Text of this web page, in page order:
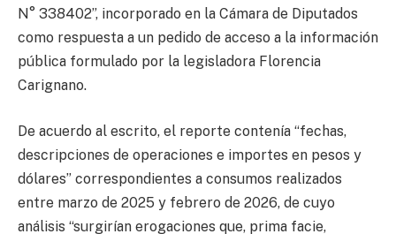
N° 338402”, incorporado en la Cámara de Diputados
como respuesta a un pedido de acceso a la información
pública formulado por la legisladora Florencia
Carignano.
De acuerdo al escrito, el reporte contenía “fechas,
descripciones de operaciones e importes en pesos y
dólares” correspondientes a consumos realizados
entre marzo de 2025 y febrero de 2026, de cuyo
análisis “surgirían erogaciones que, prima facie,